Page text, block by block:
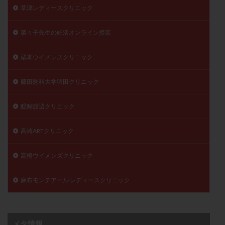
草津レディースクリニック
菜々子先生の妊活オンライン授業
蔵本ウイメンズクリニック
藤田医科大学羽田クリニック
醍醐渡辺クリニック
高崎ARTクリニック
高橋ウイメンズクリニック
麻布モンテアール レディースクリニック